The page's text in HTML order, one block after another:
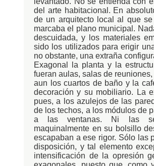
del arte habitacional. En
de un arquitecto local al que
marcaba el plano municipal.
descuidada, y los materiales
sido los utilizados para erigir
no obstante, una extraña
Exagonal la planta y la
fueran aulas, salas de
aun los cuartos de baño y la
decoración y su mobiliario. La
pues, a los azulejos de las
de los techos, a los módulos de
a las ventanas. Ni las
maquinalmente en su bolsillo
escapaban a ese rigor. Sólo las
disposición, y tal elemento
intensificación de la opresión